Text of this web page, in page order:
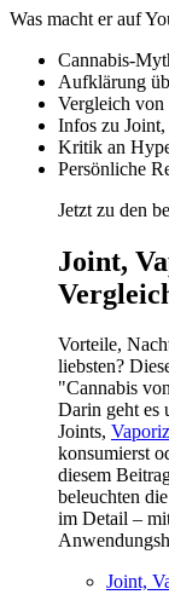
Was macht er auf
Cannabis-
Aufklärung
Vergleich von
Infos zu
Kritik an
Persönliche
Jetzt zu den
Joint,
Vorteile,
liebsten?
"Cannabis
Darin geht es
Joints,
konsumierst
diesem
beleuchten
im Detail –
Joint,